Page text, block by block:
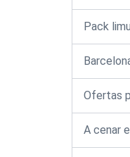
Pack
Ofertas
A cenar